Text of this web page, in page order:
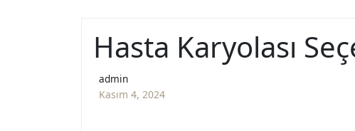
Hasta Karyolası
admin
Kasım 4, 2024